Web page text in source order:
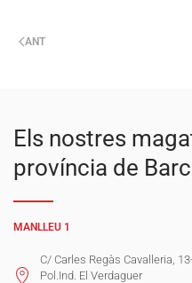
ANT
Els nostres
província de
MANLLEU 1
C/ Carles Regàs Cavalleria,
Pol.Ind. El Verdaguer